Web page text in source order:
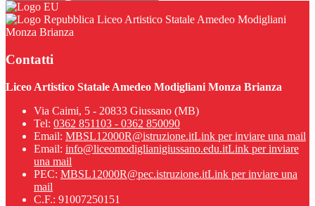
Liceo Artistico Statale Amedeo Modigliani
Monza Brianza
Contatti
Liceo Artistico Statale Amedeo Modigliani Monza Brianza
Via Caimi, 5 - 20833 Giussano (MB)
Tel: 0362 851103 - 0362 850090
Email: MBSL12000R@istruzione.itLink per inviare una mail
Email: info@liceomodiglianigiussano.edu.itLink per inviare
una mail
PEC: MBSL12000R@pec.istruzione.itLink per inviare una
mail
C.F.: 91007250151